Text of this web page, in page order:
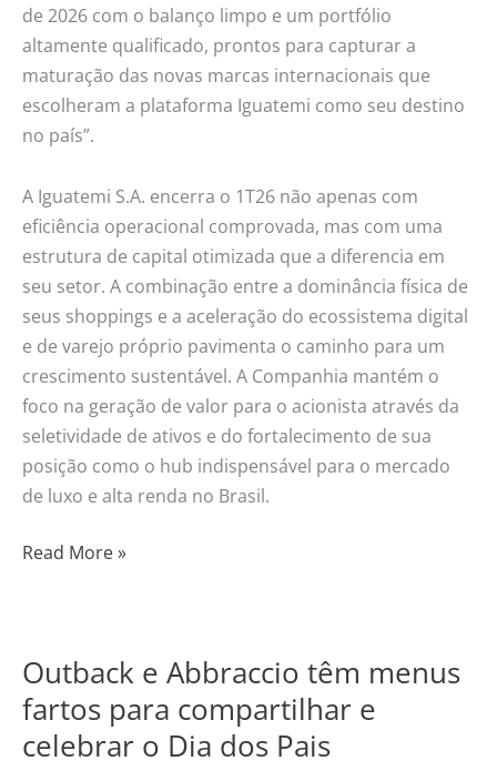
de 2026 com o balanço limpo e um portfólio
altamente qualificado, prontos para capturar a
maturação das novas marcas internacionais que
escolheram a plataforma Iguatemi como seu destino
no país”.
A Iguatemi S.A. encerra o 1T26 não apenas com
eficiência operacional comprovada, mas com uma
estrutura de capital otimizada que a diferencia em
seu setor. A combinação entre a dominância física de
seus shoppings e a aceleração do ecossistema digital
e de varejo próprio pavimenta o caminho para um
crescimento sustentável. A Companhia mantém o
foco na geração de valor para o acionista através da
seletividade de ativos e do fortalecimento de sua
posição como o hub indispensável para o mercado
de luxo e alta renda no Brasil.
Read More »
Outback e Abbraccio têm menus
fartos para compartilhar e
celebrar o Dia dos Pais
Outback
e
Abbraccio
têm